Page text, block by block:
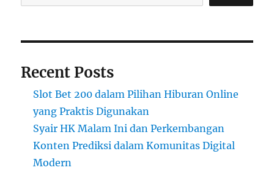
Recent Posts
Slot Bet 200 dalam Pilihan Hiburan Online
yang Praktis Digunakan
Syair HK Malam Ini dan Perkembangan
Konten Prediksi dalam Komunitas Digital
Modern